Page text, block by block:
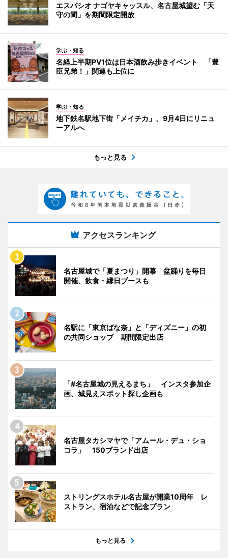
エスパシオ ナゴヤキャッスル、名古屋城望む「天
守の間」を期間限定開放
学ぶ・知る
名経上半期PV1位は日本酒飲み歩きイベント 「豊
臣兄弟！」関連も上位に
学ぶ・知る
地下鉄名駅地下街「メイチカ」、9月4日にリニュ
ーアルへ
もっと見る
アクセスランキング
名古屋城で「夏まつり」開幕 盆踊りを毎日
開催、飲食・縁日ブースも
名駅に「東京ばな奈」と「ディズニー」の初
の共同ショップ 期間限定出店
「#名古屋城の見えるまち」 インスタ参加企
画、城見えスポット探し企画も
名古屋タカシマヤで「アムール・デュ・ショ
コラ」 150ブランド出店
ストリングスホテル名古屋が開業10周年 レ
ストラン、宿泊などで記念プラン
もっと見る